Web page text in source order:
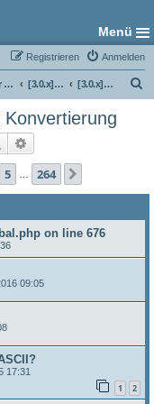
Menü
Anmelden
Registrieren
Foren für phpBB 3.0 [3.0.x] Support-Foren [3.0.x] Installation, Update und Konvertierung
Suche
5 264
on line 676
09:05
17:31
1 2